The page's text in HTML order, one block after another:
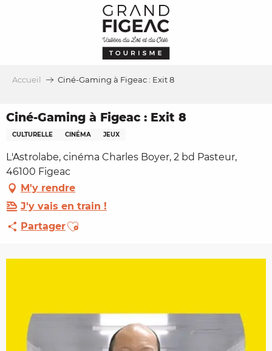
Accueil Ciné-Gaming à Figeac : Exit 8
Ciné-Gaming à Figeac : Exit 8
CULTURELLE CINÉMA JEUX
L'Astrolabe, cinéma Charles Boyer, 2 bd Pasteur,
46100 Figeac
M'y rendre
J'y vais en train !
PartagerAjouter aux favoris